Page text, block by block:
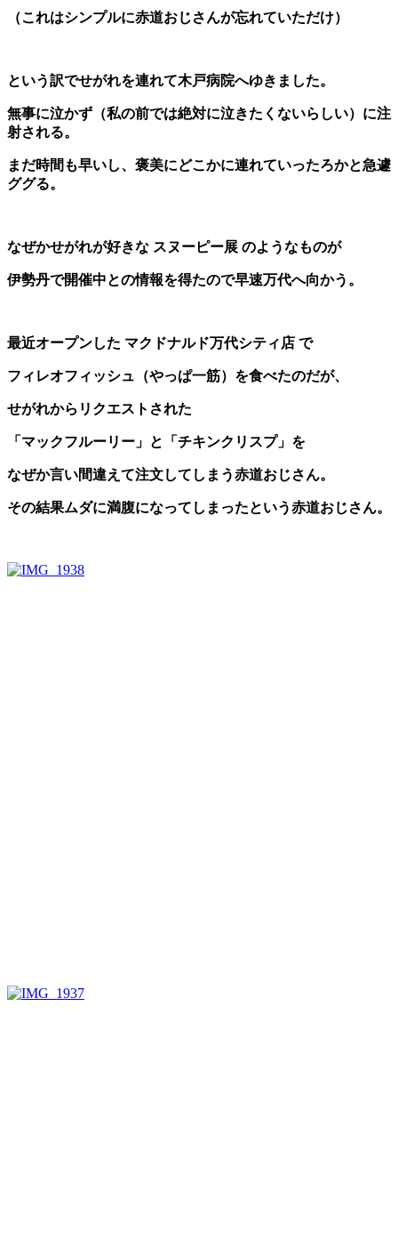
（これはシンプルに赤道おじさんが忘れていただけ）
という訳でせがれを連れて木戸病院へゆきました。
無事に泣かず（私の前では絶対に泣きたくないらしい）に注
射される。
まだ時間も早いし、褒美にどこかに連れていったろかと急遽
ググる。
なぜかせがれが好きな スヌーピー展 のようなものが
伊勢丹で開催中との情報を得たので早速万代へ向かう。
最近オープンした マクドナルド万代シティ店 で
フィレオフィッシュ（やっぱ一筋）を食べたのだが、
せがれからリクエストされた
「マックフルーリー」と 「チキンクリスプ」を
なぜか言い間違えて注文してしまう赤道おじさん。
その結果ムダに満腹になってしまったという赤道おじさん。